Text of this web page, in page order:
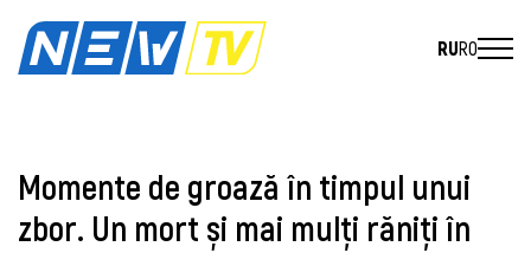
RURO
Momente de groază în timpul unui
zbor. Un mort și mai mulți răniți în